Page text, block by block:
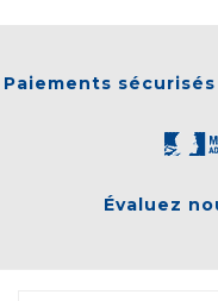
Paiements
Évaluez